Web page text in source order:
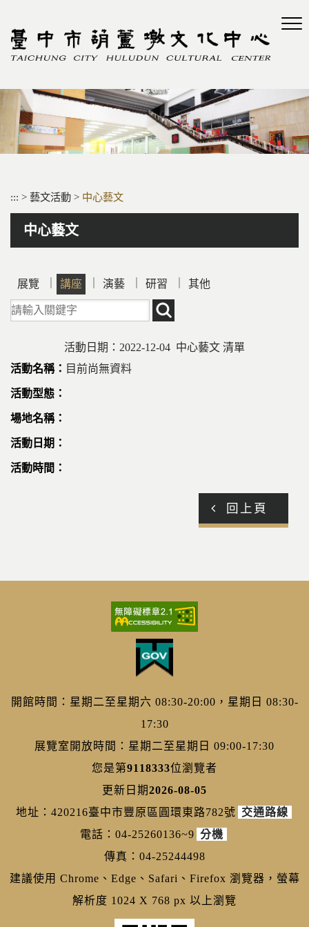
區
::: > 藝文活動 > 中心藝文
中心藝文
展覽 講座 演藝 研習
其他
請輸入關鍵字
活動日期：2022-12-04 中心藝文 清單
目前尚無資料
回上頁
開館時間：星期二至星期六 08:30-20:00，星期日 08:30-
17:30
展覽室開放時間：星期二至星期日 09:00-17:30
您是第9118333位瀏覽者
更新日期2026-08-05
地址：420216臺中市豐原區圓環東路782號 交通路線
電話：04-25260136~9 分機
傳真：04-25244498
建議使用 Chrome、Edge、Safari、Firefox 瀏覽器，螢幕
解析度 1024 X 768 px 以上瀏覽